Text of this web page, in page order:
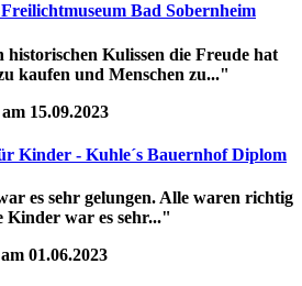
Bad Sobernheim
historischen Kulissen die Freude hat
kaufen und Menschen zu..."
15.09.2023
Kinder - Kuhle´s Bauernhof Diplom
es sehr gelungen. Alle waren richtig
war es sehr..."
01.06.2023